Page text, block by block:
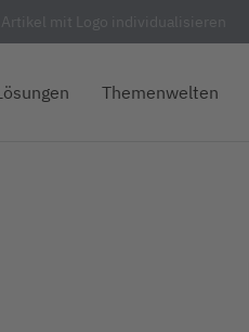
Artikel mit Logo individualisieren
Themenwelten